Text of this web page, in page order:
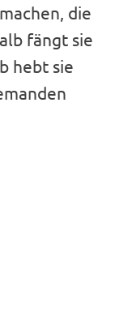
die
fängt sie
hebt sie